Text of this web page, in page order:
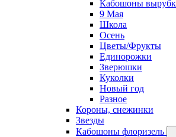
Кабошоны
9 Мая
Школа
Осень
Цветы/Фрукты
Единорожки
Зверюшки
Куколки
Новый год
Разное
Короны, снежинки
Звезды
Кабошоны флоризель